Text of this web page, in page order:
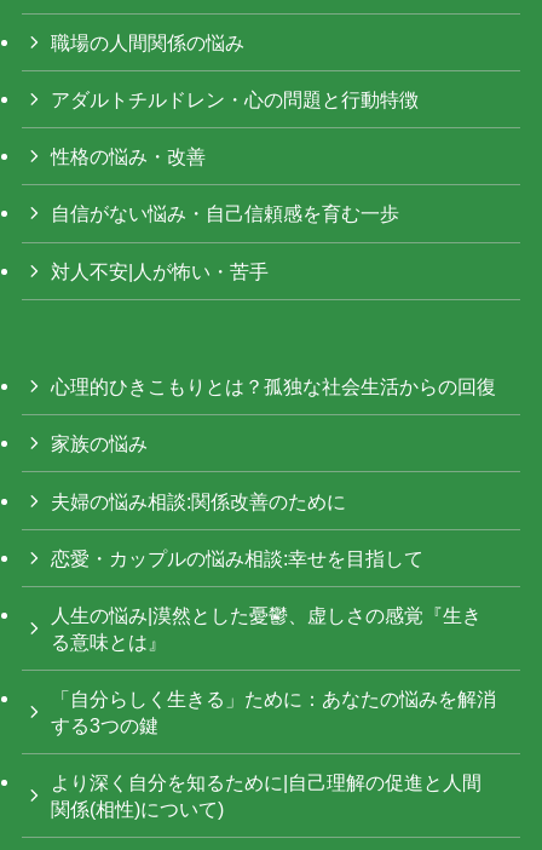
職場の人間関係の悩み
アダルトチルドレン・心の問題と行動特徴
性格の悩み・改善
自信がない悩み・自己信頼感を育む一歩
対人不安|人が怖い・苦手
心理的ひきこもりとは？孤独な社会生活からの回復
家族の悩み
夫婦の悩み相談:関係改善のために
恋愛・カップルの悩み相談:幸せを目指して
人生の悩み|漠然とした憂鬱、虚しさの感覚『生き
る意味とは』
「自分らしく生きる」ために：あなたの悩みを解消
する3つの鍵
より深く自分を知るために|自己理解の促進と人間
関係(相性)について)